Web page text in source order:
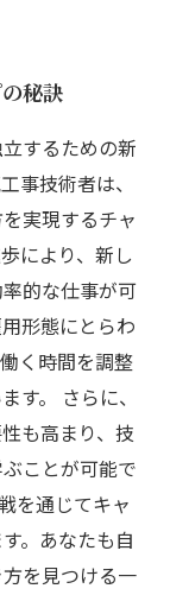
秘訣
するための新
事技術者は、
実現するチャ
により、新し
的な仕事が可
形態にとらわ
く時間を調整
す。 さらに、
も高まり、技
ことが可能で
を通じてキャ
。あなたも自
を見つける一